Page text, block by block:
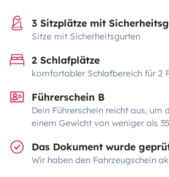
3 Sitzplätze mit
Sitze mit Sicherheitsgurten
2 Schlafplätze
komfortabler Schlafbereich für 2
Führerschein B
Dein Führerschein reicht aus, um
einem Gewicht von weniger als
Das Dokument wurde
Wir haben den Fahrzeugschein